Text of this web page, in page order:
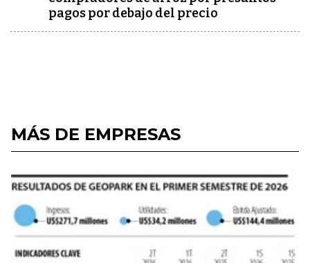
pagos por debajo del precio
MÁS DE EMPRESAS